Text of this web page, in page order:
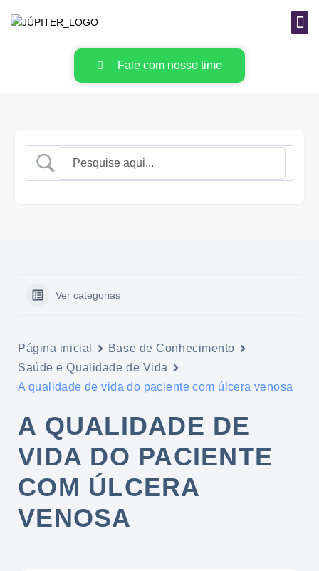
Fale com nosso time
Ver categorias
Página inicial
Base de Conhecimento
Saúde e Qualidade de Vida
A qualidade de vida do paciente com úlcera venosa
A QUALIDADE DE
VIDA DO PACIENTE
COM ÚLCERA
VENOSA